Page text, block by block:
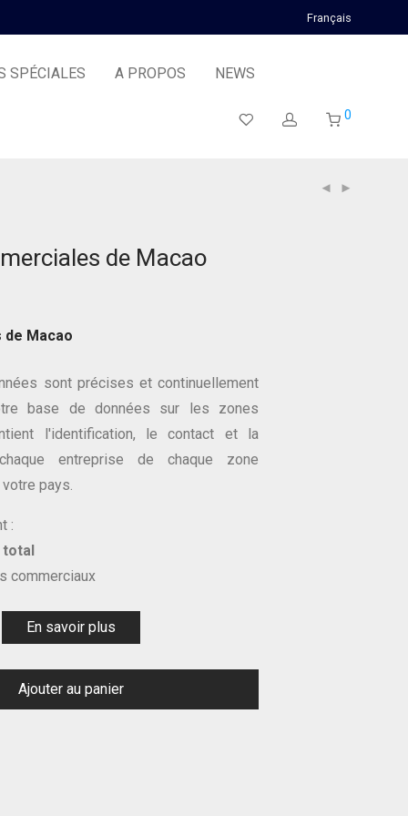
Français
SPÉCIALES A PROPOS NEWS
0
de Macao
de Macao
sont précises et continuellement
base de données sur les zones
l'identification, le contact et la
entreprise de chaque zone
pays.
:
commerciaux
En savoir plus
Ajouter au panier